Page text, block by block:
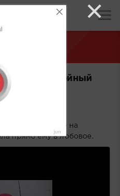
самый спокойный
когда «Нива» на
прямо ему в лобовое.
×